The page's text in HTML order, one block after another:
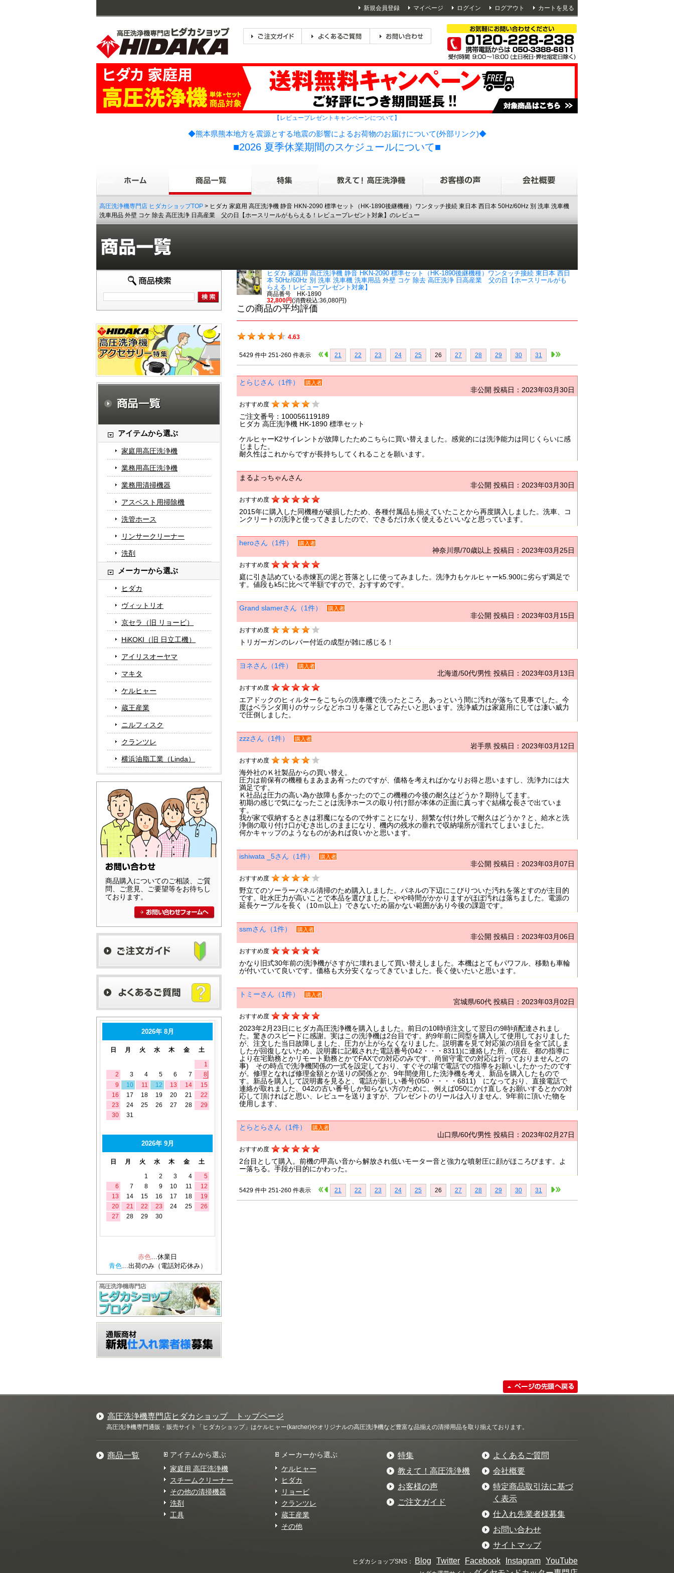
新規会員登録 マイページ ログイン ログアウト カートを見る
【レビュープレゼントキャンペーンについて】
◆熊本県熊本地方を震源とする地震の影響によるお荷物のお届けについて(外部リンク)◆
■2026 夏季休業期間のスケジュールについて■
高圧洗浄機専門店 ヒダカショップTOP > ヒダカ 家庭用 高圧洗浄機 静音 HKN-2090 標準セット（HK-1890後継機種）ワンタッチ接続 東日本 西日本 50Hz/60Hz 別 洗車 洗車機
洗車用品 外壁 コケ 除去 高圧洗浄 日高産業 父の日【ホースリールがもらえる！レビュープレゼント対象】のレビュー
アイテムから選ぶ
家庭用高圧洗浄機
業務用高圧洗浄機
業務用清掃機器
アスベスト用掃除機
洗管ホース
リンサークリーナー
洗剤
メーカーから選ぶ
ヒダカ
ヴィットリオ
京セラ（旧 リョービ）
HiKOKI（旧 日立工機）
アイリスオーヤマ
マキタ
ケルヒャー
蔵王産業
ニルフィスク
クランツレ
横浜油脂工業（Linda）
商品購入についてのご相談、ご質
問、ご意見、ご要望等をお待ちし
ております。
ヒダカ 家庭用 高圧洗浄機 静音 HKN-2090 標準セット（HK-1890後継機種）ワンタッチ接続 東日本 西日
本 50Hz/60Hz 別 洗車 洗車機 洗車用品 外壁 コケ 除去 高圧洗浄 日高産業 父の日【ホースリールがも
らえる！レビュープレゼント対象】
商品番号 HK-1890
32,800円(消費税込:36,080円)
この商品の平均評価
4.63
5429 件中 251-260 件表示 21 22 23 24 25 26 27 28 29 30 31
とらじさん（1件） 購入者
非公開 投稿日：2023年03月30日
おすすめ度
ご注文番号：100056119189
ヒダカ 高圧洗浄機 HK-1890 標準セット
ケルヒャーK2サイレントが故障したためこちらに買い替えました。感覚的には洗浄能力は同じくらいに感
じました。
耐久性はこれからですが長持ちしてくれることを願います。
まるよっちゃんさん
非公開 投稿日：2023年03月30日
おすすめ度
2015年に購入した同機種が破損したため、各種付属品も揃えていたことから再度購入しました。洗車、コ
ンクリートの洗浄と使ってきましたので、できるだけ永く使えるといいなと思っています。
heroさん（1件） 購入者
神奈川県/70歳以上 投稿日：2023年03月25日
おすすめ度
庭に引き詰めている赤煉瓦の泥と苔落としに使ってみました。洗浄力もケルヒャーk5.900に劣らず満足で
す。値段もk5に比べて半額ですので、おすすめです。
Grand slamerさん（1件） 購入者
非公開 投稿日：2023年03月15日
おすすめ度
トリガーガンのレバー付近の成型が雑に感じる！
ヨネさん（1件） 購入者
北海道/50代/男性 投稿日：2023年03月13日
おすすめ度
エアドックのヒィルターをこちらの洗車機で洗ったところ、あっという間に汚れが落ちて見事でした。今
度はベランダ周りのサッシなどホコリを落としてみたいと思います。洗浄威力は家庭用にしては凄い威力
で圧倒しました。
zzzさん（1件） 購入者
岩手県 投稿日：2023年03月12日
おすすめ度
海外社のＫ社製品からの買い替え。
圧力は前保有の機種もまあまあ有ったのですが、価格を考えればかなりお得と思いますし、洗浄力には大
満足です。
Ｋ社品は圧力の高い為か故障も多かったのでこの機種の今後の耐久はどうか？期待してます。
初期の感じで気になったことは洗浄ホースの取り付け部が本体の正面に真っすぐ結構な長さで出ていま
す。
我が家で収納するときは邪魔になるので外すことになり、頻繁な付け外しで耐久はどうか？と、給水と洗
浄側の取り付け口がむき出しのままになり、機内の残水の垂れで収納場所が濡れてしまいました。
何かキャップのようなものがあれば良いかと思います。
ishiwata _5さん（1件） 購入者
非公開 投稿日：2023年03月07日
おすすめ度
野立てのソーラーパネル清掃のため購入しました。パネルの下辺にこびりついた汚れを落とすのが主目的
です。吐水圧力が高いことで本品を選びました。やや時間がかかりますがほぼ汚れは落ちました。電源の
延長ケーブルを長く（10ｍ以上）できないため届かない範囲があり今後の課題です。
ssmさん（1件） 購入者
非公開 投稿日：2023年03月06日
おすすめ度
かなり旧式30年前の洗浄機がさすがに壊れまして買い替えしました。本機はとてもパワフル、移動も車輪
が付いていて良いです。価格も大分安くなってきていました。長く使いたいと思います。
トミーさん（1件） 購入者
宮城県/60代 投稿日：2023年03月02日
おすすめ度
2023年2月23日にヒダカ高圧洗浄機を購入しました。前日の10時頃注文して翌日の9時頃配達されまし
た。驚きのスピードに感謝。実はこの洗浄機は2台目です。約9年前に同型を購入して使用しておりました
が、注文した当日故障しました、圧力が上がらなくなりました。説明書を見て対応策の項目を全て試しま
したが回復しないため、説明書に記載された電話番号(042・・・8311)に連絡した所、(現在、都の指導に
より在宅勤務とかリモート勤務とかでFAXでの対応のみです、尚留守電での対応は行っておりませんとの
事) その時点で洗浄機関係の一式を設定しており、すぐその場で電話での指導をお願いしたかったのです
が。修理となれば修理金額とか送りの関係とか、9年間使用した洗浄機を考え、新品を購入したもので
す。新品を購入して説明書を見ると、電話が新しい番号(050・・・・6811) になっており、直接電話で
連絡が取れました、042の古い番号しか知らない方のために、例えば050にかけ直しをお願いするとかの対
応して頂ければと思い、レビューを送りますが、プレゼントのリールは入りません、9年前に頂いた物を
使用します、
とらとらさん（1件） 購入者
山口県/60代/男性 投稿日：2023年02月27日
おすすめ度
2台目として購入。前機の甲高い音から解放され低いモーター音と強力な噴射圧に顔がほころびます。よ
ー落ちる。手段が目的にかわった。
5429 件中 251-260 件表示 21 22 23 24 25 26 27 28 29 30 31
高圧洗浄機専門店ヒダカショップ トップページ
高圧洗浄機専門通販・販売サイト「ヒダカショップ」はケルヒャー(karcher)やオリジナルの高圧洗浄機など豊富な品揃えの清掃用品を取り揃えております。
商品一覧
アイテムから選ぶ
家庭用 高圧洗浄機
スチームクリーナー
その他の清掃機器
洗剤
工具
メーカーから選ぶ
ケルヒャー
ヒダカ
リョービ
クランツレ
蔵王産業
その他
特集
教えて！高圧洗浄機
お客様の声
ご注文ガイド
よくあるご質問
会社概要
特定商品取引法に基づ
く表示
仕入れ先業者様募集
お問い合わせ
サイトマップ
ヒダカショップSNS： Blog Twitter Facebook Instagram YouTube